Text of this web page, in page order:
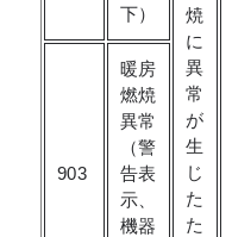
下）
焼
に
異
常
が
生
じ
た
た
903
暖房
燃焼
異常
（警
告表
示、
機器